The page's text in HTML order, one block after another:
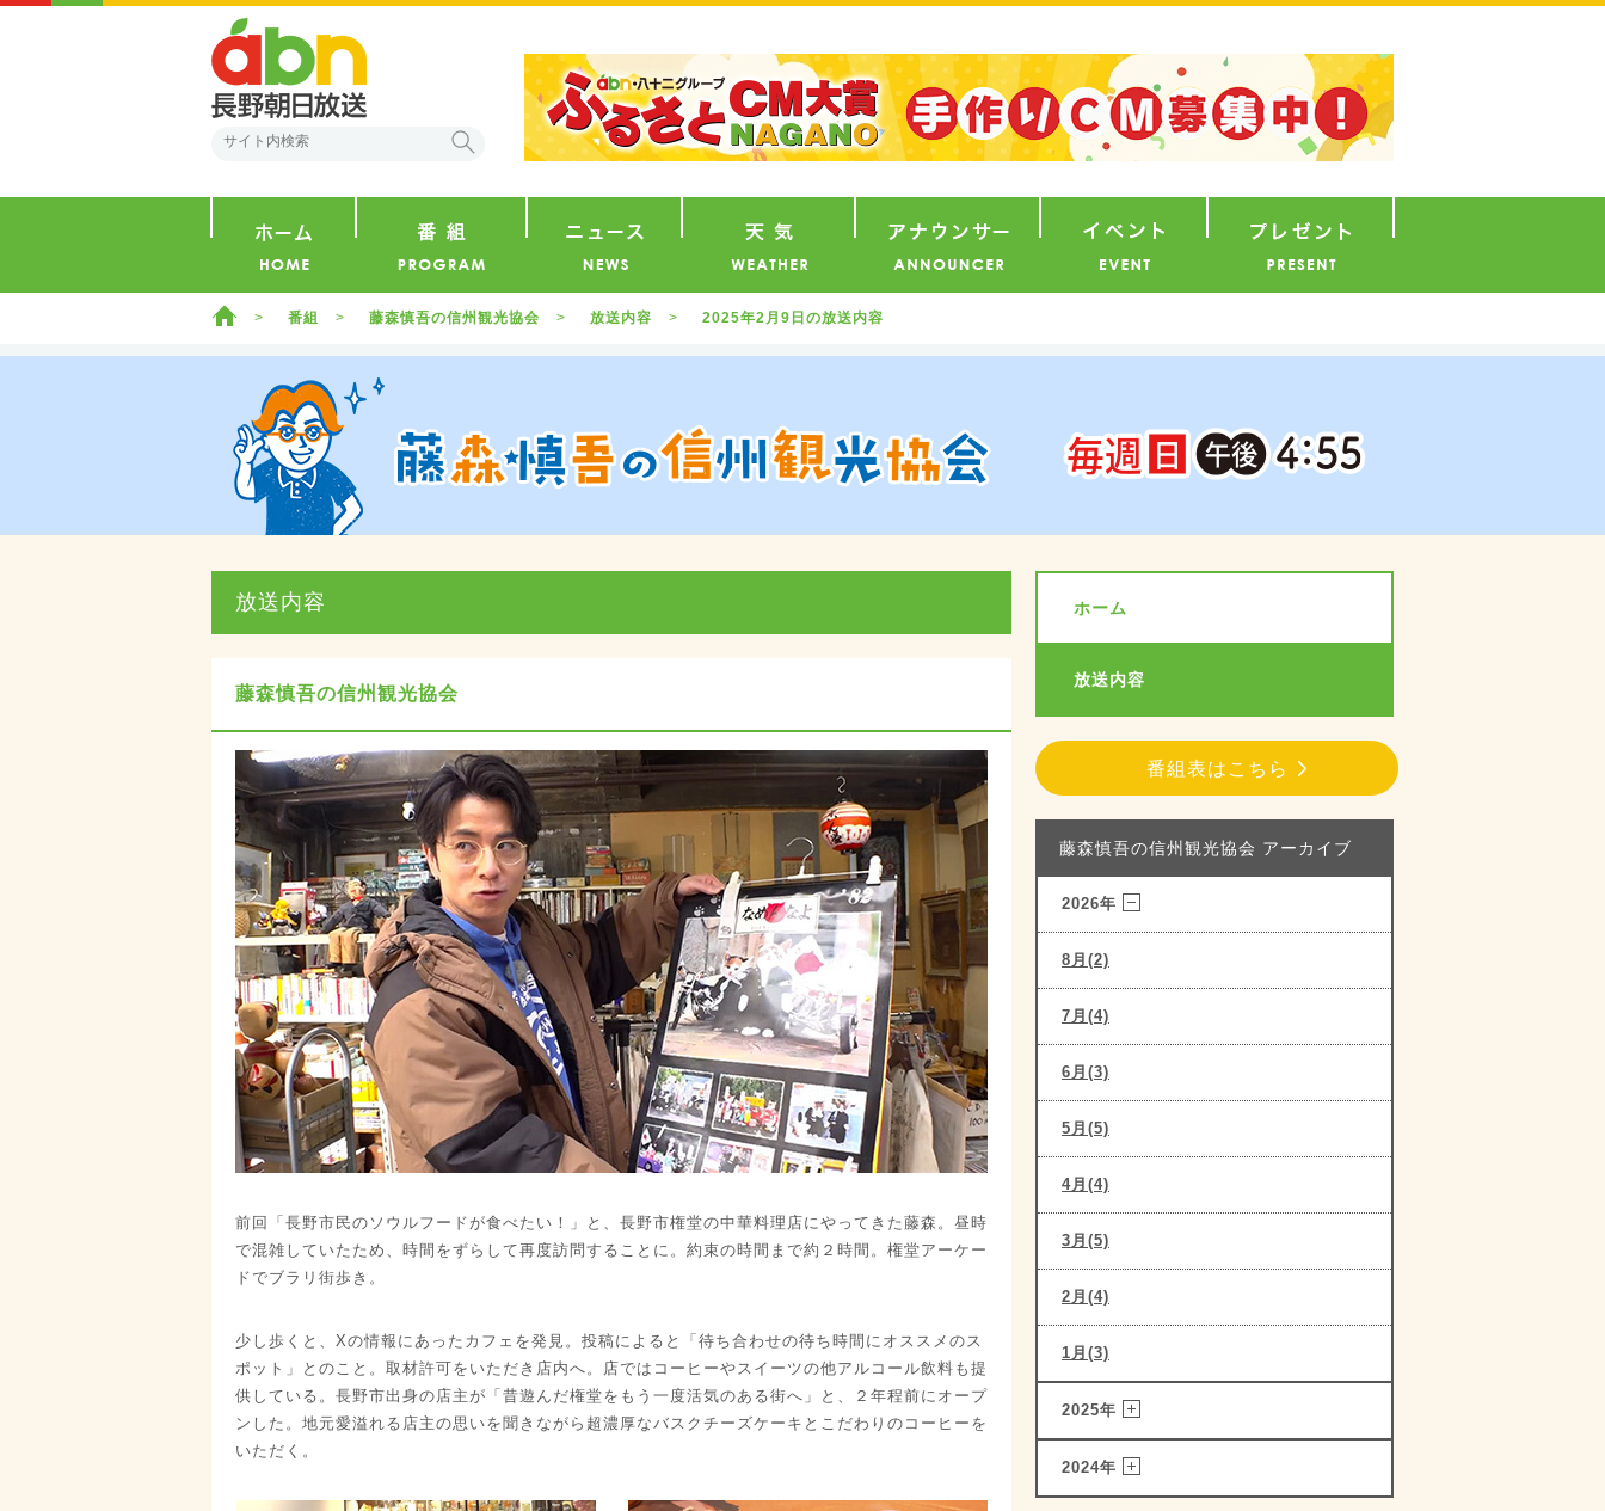
ホーム 番組 藤森慎吾の信州観光協会 放送内容 2025年2月9日の放送内容
放送内容
藤森慎吾の信州観光協会
前回「長野市民のソウルフードが食べたい！」と、長野市権堂の中華料理店にやってきた藤森。昼時
で混雑していたため、時間をずらして再度訪問することに。約束の時間まで約２時間。権堂アーケー
ドでブラリ街歩き。
少し歩くと、Xの情報にあったカフェを発見。投稿によると「待ち合わせの待ち時間にオススメのス
ポット」とのこと。取材許可をいただき店内へ。店ではコーヒーやスイーツの他アルコール飲料も提
供している。長野市出身の店主が「昔遊んだ権堂をもう一度活気のある街へ」と、２年程前にオープ
ンした。地元愛溢れる店主の思いを聞きながら超濃厚なバスクチーズケーキとこだわりのコーヒーを
いただく。
ホーム
放送内容
番組表はこちら
藤森慎吾の信州観光協会 アーカイブ
2026年
8月(2)
7月(4)
6月(3)
5月(5)
4月(4)
3月(5)
2月(4)
1月(3)
2025年
2024年